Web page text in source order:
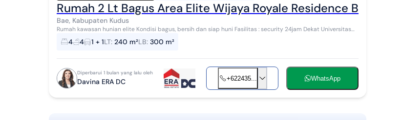
Rumah 2 Lt Bagus Area Elite Wijaya Royale Residence Bae Kudus
Bae, Kabupaten Kudus
Rumah kawasan hunian elite Kondisi bagus, bersih dan siap huni Fasilitas : security 24jam Dekat Universitas
Muria Kudus Dekat Djarum OASIS Lingkung...
4 4 1 + 1LT: 240 m²LB: 300 m²
Diperbarui 1 bulan yang lalu oleh
Davina ERA DC +622435... WhatsApp